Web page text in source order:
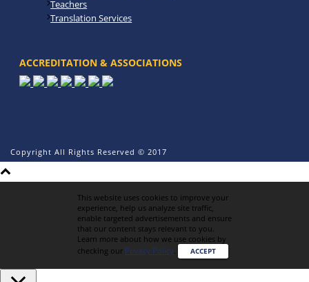
Teachers
Translation Services
ACCREDITATION & ASSOCIATIONS
Copyright All Rights Reserved © 2017
This website uses cookies to improve your
experience, help us analyze site traffic,
enable targeted advertisements and ensure
that our content stays relevant to you.
Learn more about how we use cookies by
checking our Privacy Policy. ACCEPT